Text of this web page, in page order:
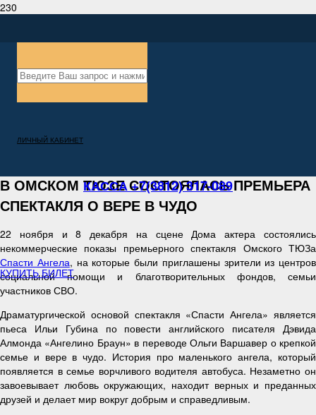
ЛИЧНЫЙ КАБИНЕТ
КАССА +7(3812) 317-089
КУПИТЬ БИЛЕТ
В ОМСКОМ ТЮЗЕ СОСТОЯЛАСЬ ПРЕМЬЕРА
СПЕКТАКЛЯ О ВЕРЕ В ЧУДО
22 ноября и 8 декабря на сцене Дома актера состоялись
некоммерческие показы премьерного спектакля Омского ТЮЗа
Спасти Ангела, на которые были приглашены зрители из центров
социальной помощи и благотворительных фондов, семьи
участников СВО.
Драматургической основой спектакля «Спасти Ангела» является
пьеса Ильи Губина по повести английского писателя Дэвида
Алмонда «Ангелино Браун» в переводе Ольги Варшавер о крепкой
семье и вере в чудо. История про маленького ангела, который
появляется в семье ворчливого водителя автобуса. Незаметно он
завоевывает любовь окружающих, находит верных и преданных
друзей и делает мир вокруг добрым и справедливым.